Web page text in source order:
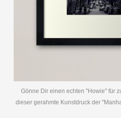
Gönne Dir einen echten "Howie" für
dieser gerahmte Kunstdruck der